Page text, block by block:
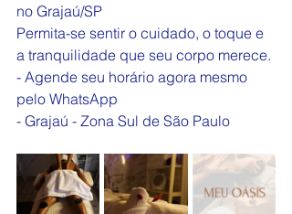
no Grajaú/SP
Permita-se sentir o cuidado, o toque e
a tranquilidade que seu corpo merece.
- Agende seu horário agora mesmo
pelo WhatsApp
- Grajaú - Zona Sul de São Paulo